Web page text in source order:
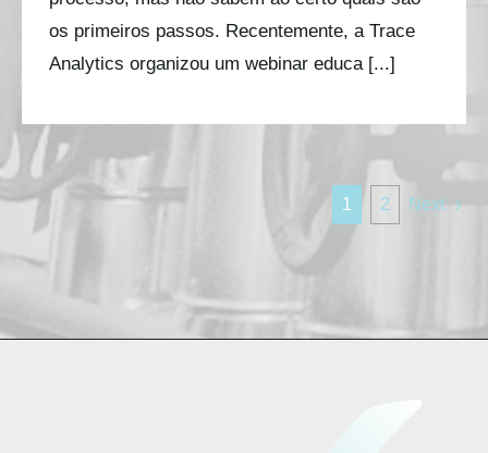
os primeiros passos. Recentemente, a Trace
Analytics organizou um webinar educa [...]
1 2 Next